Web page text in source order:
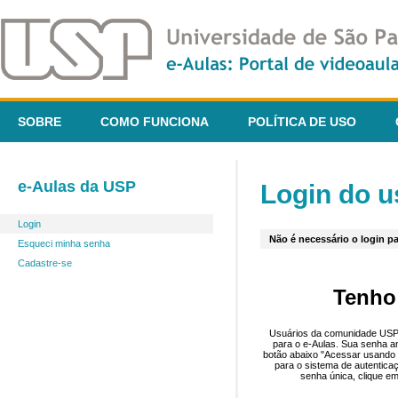
SOBRE COMO FUNCIONA POLÍTICA DE USO
e-Aulas da USP
Login
Esqueci minha senha
Cadastre-se
Login do
Não é necessário o login
Usuários da comunidade
para o e-Aulas. Sua senha
botão abaixo "Acessar
para o sistema de
senha única, clique